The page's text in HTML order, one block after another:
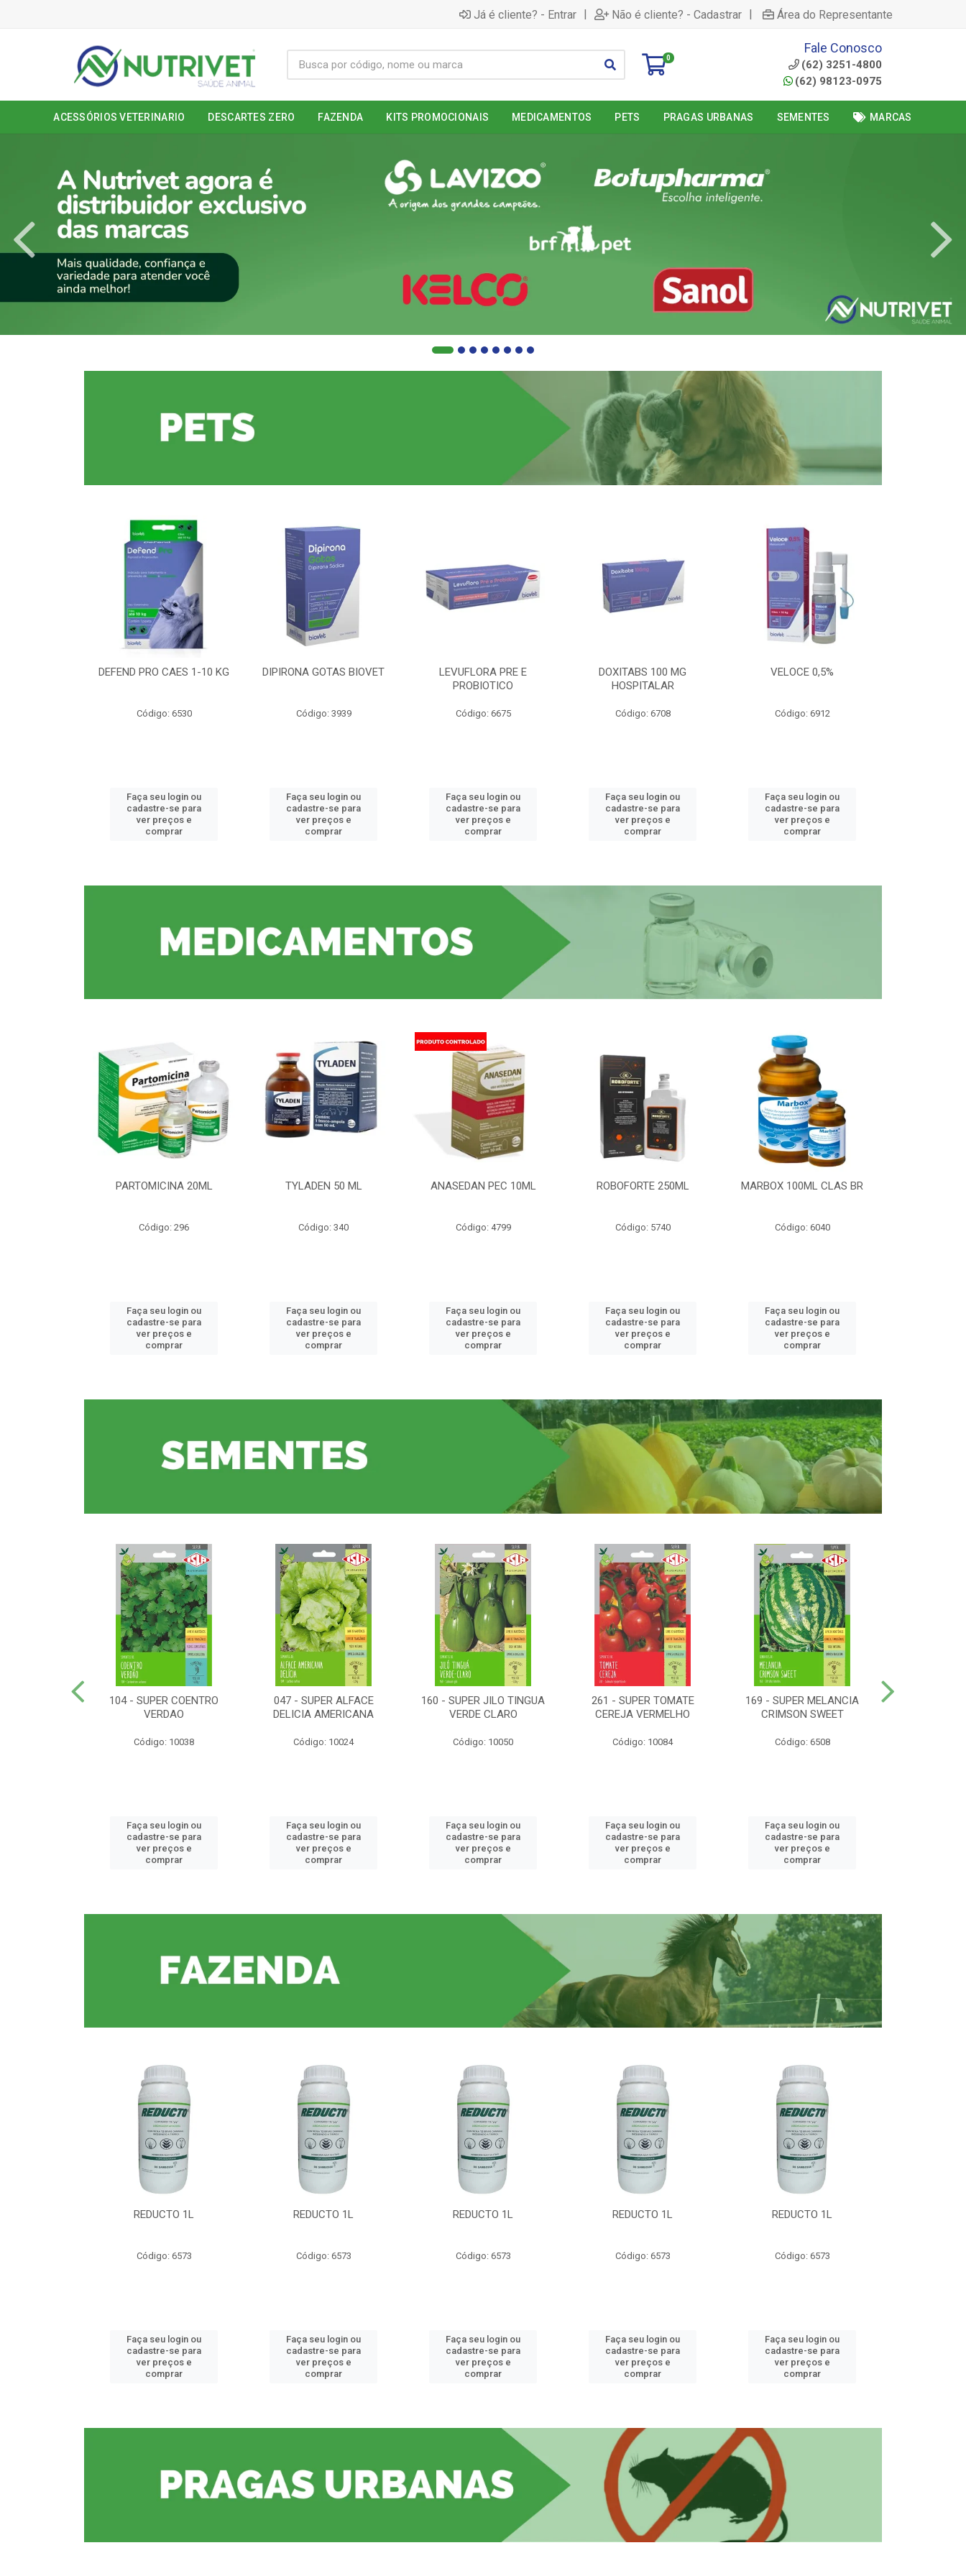
Já é cliente? - Entrar | Não é cliente? - Cadastrar | Área do Representante
0
Fale Conosco
(62) 3251-4800
(62) 98123-0975
ACESSÓRIOS VETERINARIO DESCARTES ZERO FAZENDA KITS PROMOCIONAIS MEDICAMENTOS PETS PRAGAS URBANAS SEMENTES MARCAS
DEFEND PRO CAES 1-10 KG
Código: 6530
Faça seu login ou
cadastre-se para
ver preços e
comprar
DIPIRONA GOTAS BIOVET
Código: 3939
Faça seu login ou
cadastre-se para
ver preços e
comprar
LEVUFLORA PRE E
PROBIOTICO
Código: 6675
Faça seu login ou
cadastre-se para
ver preços e
comprar
DOXITABS 100 MG
HOSPITALAR
Código: 6708
Faça seu login ou
cadastre-se para
ver preços e
comprar
VELOCE 0,5%
Código: 6912
Faça seu login ou
cadastre-se para
ver preços e
comprar
PARTOMICINA 20ML
Código: 296
Faça seu login ou
cadastre-se para
ver preços e
comprar
TYLADEN 50 ML
Código: 340
Faça seu login ou
cadastre-se para
ver preços e
comprar
ANASEDAN PEC 10ML
Código: 4799
Faça seu login ou
cadastre-se para
ver preços e
comprar
ROBOFORTE 250ML
Código: 5740
Faça seu login ou
cadastre-se para
ver preços e
comprar
MARBOX 100ML CLAS BR
Código: 6040
Faça seu login ou
cadastre-se para
ver preços e
comprar
104 - SUPER COENTRO
VERDAO
Código: 10038
Faça seu login ou
cadastre-se para
ver preços e
comprar
047 - SUPER ALFACE
DELICIA AMERICANA
Código: 10024
Faça seu login ou
cadastre-se para
ver preços e
comprar
160 - SUPER JILO TINGUA
VERDE CLARO
Código: 10050
Faça seu login ou
cadastre-se para
ver preços e
comprar
261 - SUPER TOMATE
CEREJA VERMELHO
Código: 10084
Faça seu login ou
cadastre-se para
ver preços e
comprar
169 - SUPER MELANCIA
CRIMSON SWEET
Código: 6508
Faça seu login ou
cadastre-se para
ver preços e
comprar
REDUCTO 1L
Código: 6573
Faça seu login ou
cadastre-se para
ver preços e
comprar
REDUCTO 1L
Código: 6573
Faça seu login ou
cadastre-se para
ver preços e
comprar
REDUCTO 1L
Código: 6573
Faça seu login ou
cadastre-se para
ver preços e
comprar
REDUCTO 1L
Código: 6573
Faça seu login ou
cadastre-se para
ver preços e
comprar
REDUCTO 1L
Código: 6573
Faça seu login ou
cadastre-se para
ver preços e
comprar